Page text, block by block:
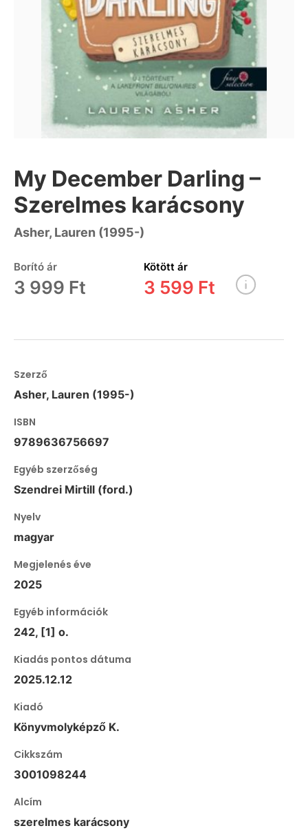
My December Darling –
Szerelmes karácsony
Asher, Lauren (1995-)
Borító ár
3 999 Ft
Kötött ár
3 599 Ft
Szerző
Asher, Lauren (1995-)
ISBN
9789636756697
Egyéb szerzőség
Szendrei Mirtill (ford.)
Nyelv
magyar
Megjelenés éve
2025
Egyéb információk
242, [1] o.
Kiadás pontos dátuma
2025.12.12
Kiadó
Könyvmolyképző K.
Cikkszám
3001098244
Alcím
szerelmes karácsony